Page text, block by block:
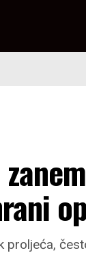
proljeća,